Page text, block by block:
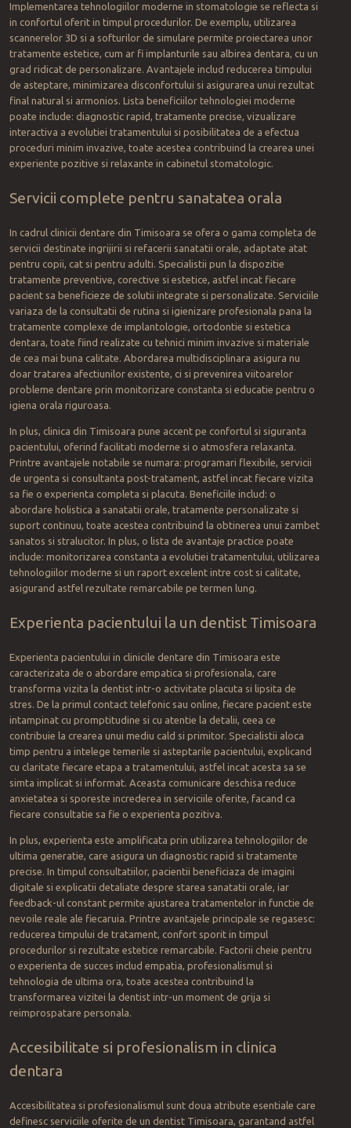
Implementarea tehnologiilor moderne in stomatologie se reflecta si
in confortul oferit in timpul procedurilor. De exemplu, utilizarea
scannerelor 3D si a softurilor de simulare permite proiectarea unor
tratamente estetice, cum ar fi implanturile sau albirea dentara, cu un
grad ridicat de personalizare. Avantajele includ reducerea timpului
de asteptare, minimizarea disconfortului si asigurarea unui rezultat
final natural si armonios. Lista beneficiilor tehnologiei moderne
poate include: diagnostic rapid, tratamente precise, vizualizare
interactiva a evolutiei tratamentului si posibilitatea de a efectua
proceduri minim invazive, toate acestea contribuind la crearea unei
experiente pozitive si relaxante in cabinetul stomatologic.
Servicii complete pentru sanatatea orala
In cadrul clinicii dentare din Timisoara se ofera o gama completa de
servicii destinate ingrijirii si refacerii sanatatii orale, adaptate atat
pentru copii, cat si pentru adulti. Specialistii pun la dispozitie
tratamente preventive, corective si estetice, astfel incat fiecare
pacient sa beneficieze de solutii integrate si personalizate. Serviciile
variaza de la consultatii de rutina si igienizare profesionala pana la
tratamente complexe de implantologie, ortodontie si estetica
dentara, toate fiind realizate cu tehnici minim invazive si materiale
de cea mai buna calitate. Abordarea multidisciplinara asigura nu
doar tratarea afectiunilor existente, ci si prevenirea viitoarelor
probleme dentare prin monitorizare constanta si educatie pentru o
igiena orala riguroasa.
In plus, clinica din Timisoara pune accent pe confortul si siguranta
pacientului, oferind facilitati moderne si o atmosfera relaxanta.
Printre avantajele notabile se numara: programari flexibile, servicii
de urgenta si consultanta post-tratament, astfel incat fiecare vizita
sa fie o experienta completa si placuta. Beneficiile includ: o
abordare holistica a sanatatii orale, tratamente personalizate si
suport continuu, toate acestea contribuind la obtinerea unui zambet
sanatos si stralucitor. In plus, o lista de avantaje practice poate
include: monitorizarea constanta a evolutiei tratamentului, utilizarea
tehnologiilor moderne si un raport excelent intre cost si calitate,
asigurand astfel rezultate remarcabile pe termen lung.
Experienta pacientului la un dentist Timisoara
Experienta pacientului in clinicile dentare din Timisoara este
caracterizata de o abordare empatica si profesionala, care
transforma vizita la dentist intr-o activitate placuta si lipsita de
stres. De la primul contact telefonic sau online, fiecare pacient este
intampinat cu promptitudine si cu atentie la detalii, ceea ce
contribuie la crearea unui mediu cald si primitor. Specialistii aloca
timp pentru a intelege temerile si asteptarile pacientului, explicand
cu claritate fiecare etapa a tratamentului, astfel incat acesta sa se
simta implicat si informat. Aceasta comunicare deschisa reduce
anxietatea si sporeste increderea in serviciile oferite, facand ca
fiecare consultatie sa fie o experienta pozitiva.
In plus, experienta este amplificata prin utilizarea tehnologiilor de
ultima generatie, care asigura un diagnostic rapid si tratamente
precise. In timpul consultatiilor, pacientii beneficiaza de imagini
digitale si explicatii detaliate despre starea sanatatii orale, iar
feedback-ul constant permite ajustarea tratamentelor in functie de
nevoile reale ale fiecaruia. Printre avantajele principale se regasesc:
reducerea timpului de tratament, confort sporit in timpul
procedurilor si rezultate estetice remarcabile. Factorii cheie pentru
o experienta de succes includ empatia, profesionalismul si
tehnologia de ultima ora, toate acestea contribuind la
transformarea vizitei la dentist intr-un moment de grija si
reimprospatare personala.
Accesibilitate si profesionalism in clinica
dentara
Accesibilitatea si profesionalismul sunt doua atribute esentiale care
definesc serviciile oferite de un dentist Timisoara, garantand astfel